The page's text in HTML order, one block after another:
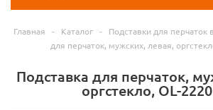
Главная - Каталог - Подставки для перчаток
для перчаток, мужских, левая,
Подставка для перчаток,
оргстекло, OL-